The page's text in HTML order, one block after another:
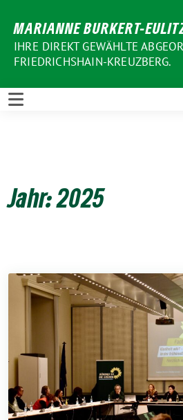
zum
Inhalt
MARIANNE BURKERT-
IHRE DIREKT GEWÄHLTE
FRIEDRICHSHAIN-KREUZBERG.
Jahr:2025